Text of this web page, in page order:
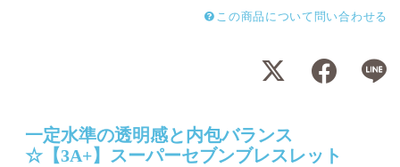
この商品について問い合わせる
一定水準の透明感と内包バランス
☆【3A+】スーパーセブンブレスレット